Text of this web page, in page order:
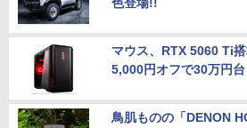
マウス、RTX 5060 Ti
5,000円オフで30万円台
鳥肌ものの「DENON